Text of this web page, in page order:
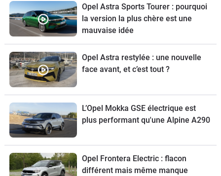
Opel Astra Sports Tourer : pourquoi
la version la plus chère est une
mauvaise idée
Opel Astra restylée : une nouvelle
face avant, et c’est tout ?
L’Opel Mokka GSE électrique est
plus performant qu'une Alpine A290
Opel Frontera Electric : flacon
différent mais même manque